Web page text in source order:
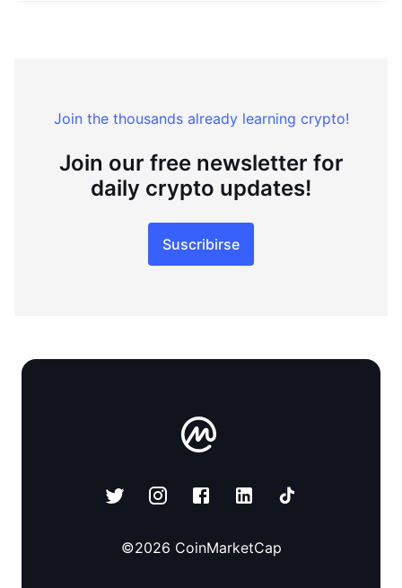
Join the thousands already learning crypto!
Join our free newsletter for
daily crypto updates!
Suscribirse
©2026 CoinMarketCap